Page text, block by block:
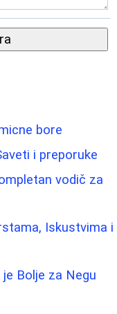
bore
i preporuke
vodič za
Iskustvima i
Bolje za Negu